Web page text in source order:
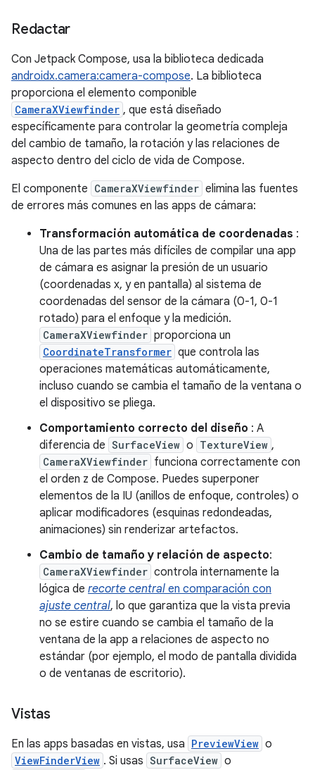
Redactar
Con Jetpack Compose, usa la biblioteca dedicada
androidx.camera:camera-compose. La biblioteca
proporciona el elemento componible
CameraXViewfinder , que está diseñado
específicamente para controlar la geometría compleja
del cambio de tamaño, la rotación y las relaciones de
aspecto dentro del ciclo de vida de Compose.
El componente CameraXViewfinder elimina las fuentes
de errores más comunes en las apps de cámara:
Transformación automática de coordenadas :
Una de las partes más difíciles de compilar una app
de cámara es asignar la presión de un usuario
(coordenadas x, y en pantalla) al sistema de
coordenadas del sensor de la cámara (0-1, 0-1
rotado) para el enfoque y la medición.
CameraXViewfinder proporciona un
CoordinateTransformer que controla las
operaciones matemáticas automáticamente,
incluso cuando se cambia el tamaño de la ventana o
el dispositivo se pliega.
Comportamiento correcto del diseño : A
diferencia de SurfaceView o TextureView ,
CameraXViewfinder funciona correctamente con
el orden z de Compose. Puedes superponer
elementos de la IU (anillos de enfoque, controles) o
aplicar modificadores (esquinas redondeadas,
animaciones) sin renderizar artefactos.
Cambio de tamaño y relación de aspecto:
CameraXViewfinder controla internamente la
lógica de recorte central en comparación con
ajuste central, lo que garantiza que la vista previa
no se estire cuando se cambia el tamaño de la
ventana de la app a relaciones de aspecto no
estándar (por ejemplo, el modo de pantalla dividida
o de ventanas de escritorio).
Vistas
En las apps basadas en vistas, usa PreviewView o
ViewFinderView . Si usas SurfaceView o